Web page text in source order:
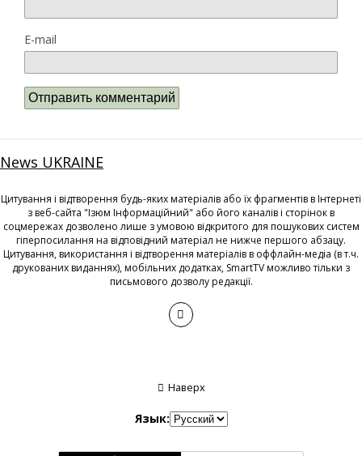
E-mail
News UKRAINE
Цитування і відтворення будь-яких матеріалів або їх фрагментів в Інтернеті
з веб-сайта "Ізюм Інформаційний" або його каналів і сторінок в
соцмережах дозволено лише з умовою відкритого для пошукових систем
гіперпосилання на відповідний матеріал не нижче першого абзацу.
Цитування, використання і відтворення матеріалів в оффлайн-медіа (в т.ч.
друкованих виданнях), мобільних додатках, SmartTV можливо тільки з
письмового дозволу редакції.
Наверх
Язык: